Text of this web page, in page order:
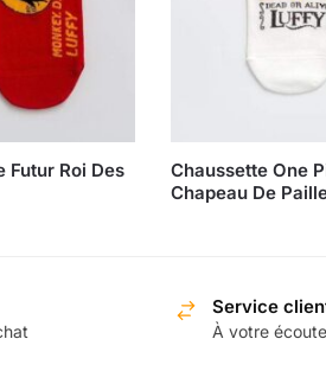
Futur Roi Des
Chaussette One
Chapeau De
Service
À votre